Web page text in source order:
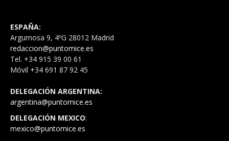
ESPAÑA:
Argumosa 9, 4ºG 28012 Madrid
redaccion@puntomice.es
Tel. +34 915 39 00 61
Móvil +34 691 87 92 45
DELEGACIÓN ARGENTINA:
argentina@puntomice.es
DELEGACIÓN MEXICO:
mexico@puntomice.es